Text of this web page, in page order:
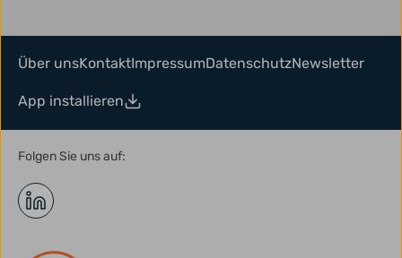
Über unsKontaktImpressumDatenschutzNewsletter
App installieren
Folgen Sie uns auf: